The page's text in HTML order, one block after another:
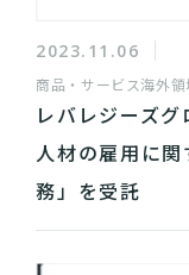
2023.11.06
商品・サービス海外領
レバレジーズ
人材の雇用に
務」を受託